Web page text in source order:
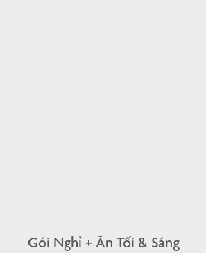
Gói Nghỉ + Ăn Tối & Sáng